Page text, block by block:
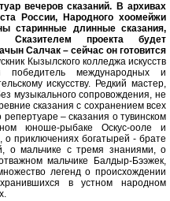
вечеров сказаний. В архивах
России, Народного хоомейжи
старинные длинные сказания,
Сказителем проекта будет
Салчак – сейчас он готовится
Кызылского колледжа искусств
победитель международных и
искусству. Редкий мастер,
музыкального сопровождения, не
сказания с сохранением всех
репертуаре – сказания о тувинском
юноше-рыбаке Оскус-ооле и
о приключениях богатырей - брате
о мальчике с тремя знаниями, о
мальчике Балдыр-Бээжек,
легенд о происхождении
в устном народном